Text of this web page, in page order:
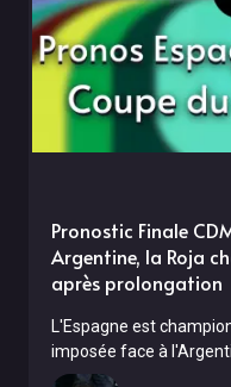
Pronostic Finale
Argentine, la Roja
après prolongation
L'Espagne est
imposée face à
prolongation ce